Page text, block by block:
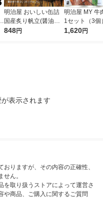
明治屋 おいしい缶詰
国産炙り帆立(醤油味)
425529 1缶
848円
明治屋 MY 牛
1セット（3個
1,620円
表示されます
りますが、その内容の正確性、
ん。
を取り扱うストアによって運営さ
や商品、ご購入に関するご質問